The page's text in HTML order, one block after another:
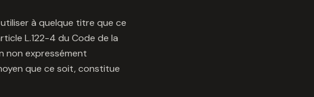
à quelque titre que ce
L.122-4 du Code de la
expressément
que ce soit, constitue